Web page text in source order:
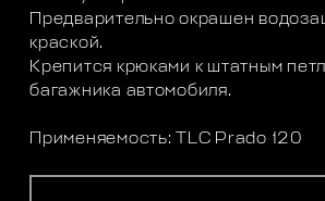
Предварительно окрашен
краской.
Крепится крюками к штатным
багажника автомобиля.
Применяемость: TLC Prado 120